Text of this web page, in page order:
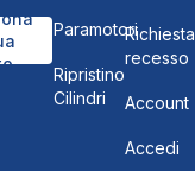
Paramotori
Ripristino
Cilindri
Richiesta
recesso
Account
Accedi